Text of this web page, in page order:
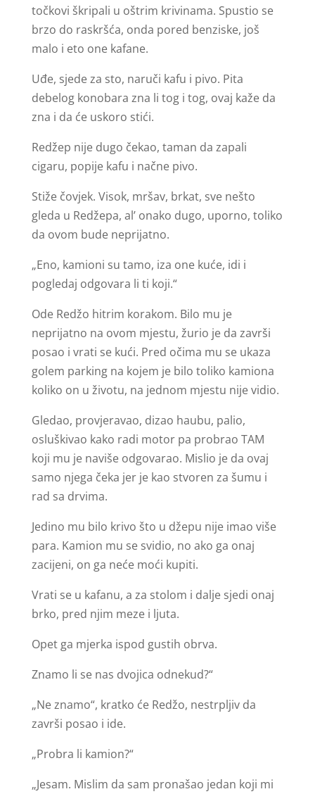
točkovi škripali u oštrim krivinama. Spustio se
brzo do raskršća, onda pored benziske, još
malo i eto one kafane.
Uđe, sjede za sto, naruči kafu i pivo. Pita
debelog konobara zna li tog i tog, ovaj kaže da
zna i da će uskoro stići.
Redžep nije dugo čekao, taman da zapali
cigaru, popije kafu i načne pivo.
Stiže čovjek. Visok, mršav, brkat, sve nešto
gleda u Redžepa, al’ onako dugo, uporno, toliko
da ovom bude neprijatno.
„Eno, kamioni su tamo, iza one kuće, idi i
pogledaj odgovara li ti koji.“
Ode Redžo hitrim korakom. Bilo mu je
neprijatno na ovom mjestu, žurio je da završi
posao i vrati se kući. Pred očima mu se ukaza
golem parking na kojem je bilo toliko kamiona
koliko on u životu, na jednom mjestu nije vidio.
Gledao, provjeravao, dizao haubu, palio,
osluškivao kako radi motor pa probrao TAM
koji mu je naviše odgovarao. Mislio je da ovaj
samo njega čeka jer je kao stvoren za šumu i
rad sa drvima.
Jedino mu bilo krivo što u džepu nije imao više
para. Kamion mu se svidio, no ako ga onaj
zacijeni, on ga neće moći kupiti.
Vrati se u kafanu, a za stolom i dalje sjedi onaj
brko, pred njim meze i ljuta.
Opet ga mjerka ispod gustih obrva.
Znamo li se nas dvojica odnekud?“
„Ne znamo“, kratko će Redžo, nestrpljiv da
završi posao i ide.
„Probra li kamion?“
„Jesam. Mislim da sam pronašao jedan koji mi